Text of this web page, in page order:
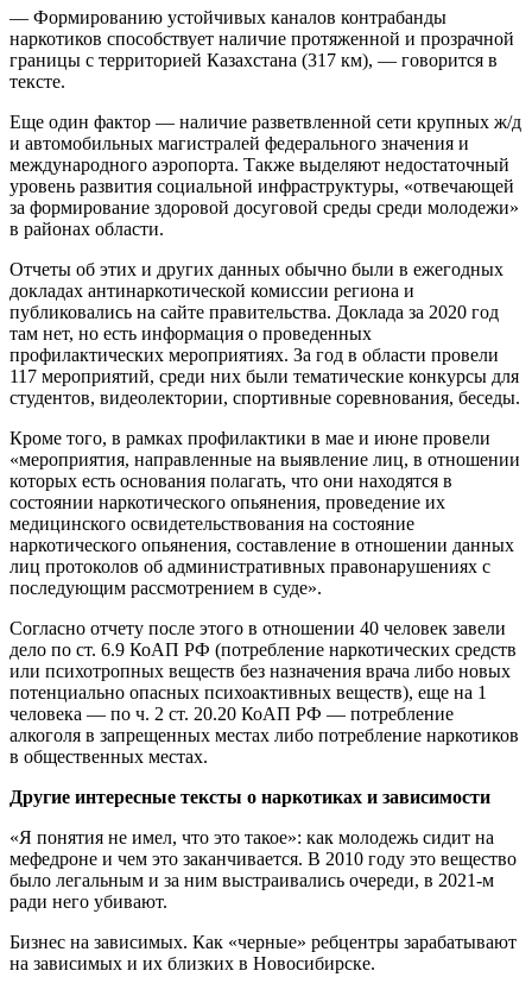
— Формированию устойчивых каналов контрабанды
наркотиков способствует наличие протяженной и прозрачной
границы с территорией Казахстана (317 км), — говорится в
тексте.
Еще один фактор — наличие разветвленной сети крупных ж/д
и автомобильных магистралей федерального значения и
международного аэропорта. Также выделяют недостаточный
уровень развития социальной инфраструктуры, «отвечающей
за формирование здоровой досуговой среды среди молодежи»
в районах области.
Отчеты об этих и других данных обычно были в ежегодных
докладах антинаркотической комиссии региона и
публиковались на сайте правительства. Доклада за 2020 год
там нет, но есть информация о проведенных
профилактических мероприятиях. За год в области провели
117 мероприятий, среди них были тематические конкурсы для
студентов, видеолектории, спортивные соревнования, беседы.
Кроме того, в рамках профилактики в мае и июне провели
«мероприятия, направленные на выявление лиц, в отношении
которых есть основания полагать, что они находятся в
состоянии наркотического опьянения, проведение их
медицинского освидетельствования на состояние
наркотического опьянения, составление в отношении данных
лиц протоколов об административных правонарушениях с
последующим рассмотрением в суде».
Согласно отчету после этого в отношении 40 человек завели
дело по ст. 6.9 КоАП РФ (потребление наркотических средств
или психотропных веществ без назначения врача либо новых
потенциально опасных психоактивных веществ), еще на 1
человека — по ч. 2 ст. 20.20 КоАП РФ — потребление
алкоголя в запрещенных местах либо потребление наркотиков
в общественных местах.
Другие интересные тексты о наркотиках и зависимости
«Я понятия не имел, что это такое»: как молодежь сидит на
мефедроне и чем это заканчивается. В 2010 году это вещество
было легальным и за ним выстраивались очереди, в 2021-м
ради него убивают.
Бизнес на зависимых. Как «черные» ребцентры зарабатывают
на зависимых и их близких в Новосибирске.